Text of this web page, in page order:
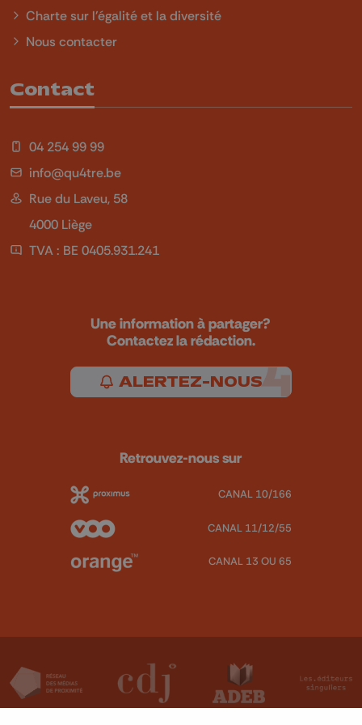
Charte sur l'égalité et la diversité
Nous contacter
Contact
04 254 99 99
info@qu4tre.be
Rue du Laveu, 58
4000 Liège
TVA : BE 0405.931.241
Une information à partager?
Contactez la rédaction.
ALERTEZ-NOUS
Retrouvez-nous sur
CANAL 10/166
CANAL 11/12/55
CANAL 13 OU 65